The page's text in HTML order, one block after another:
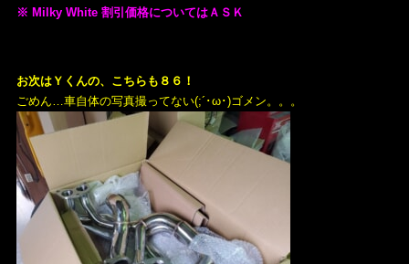
※ Milky White 割引価格についてはＡＳＫ
お次はＹくんの、こちらも８６！
ごめん…車自体の写真撮ってない(;´･ω･)ゴメン。。。